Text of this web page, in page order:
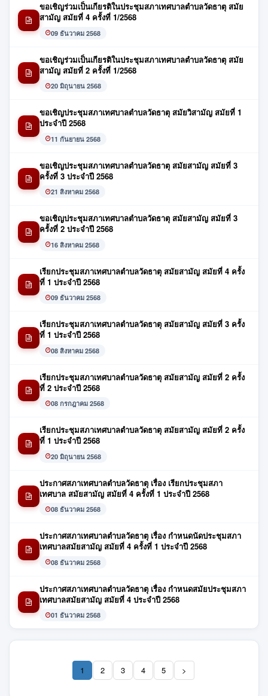
ขอเชิญร่วมเป็นเกียรติในประชุมสภาเทศบาลตำบลวัดธาตุ สมัย
สามัญ สมัยที่ 4 ครั้งที่ 1/2568
09 ธันวาคม 2568
ขอเชิญร่วมเป็นเกียรติในประชุมสภาเทศบาลตำบลวัดธาตุ สมัย
สามัญ สมัยที่ 2 ครั้งที่ 1/2568
20 มิถุนายน 2568
ขอเชิญประชุมสภาเทศบาลตำบลวัดธาตุ สมัยวิสามัญ สมัยที่ 1
ประจำปี 2568
11 กันยายน 2568
ขอเชิญประชุมสภาเทศบาลตำบลวัดธาตุ สมัยสามัญ สมัยที่ 3
ครั้งที่ 3 ประจำปี 2568
21 สิงหาคม 2568
ขอเชิญประชุมสภาเทศบาลตำบลวัดธาตุ สมัยสามัญ สมัยที่ 3
ครั้งที่ 2 ประจำปี 2568
16 สิงหาคม 2568
เรียกประชุมสภาเทศบาลตำบลวัดธาตุ สมัยสามัญ สมัยที่ 4 ครั้ง
ที่ 1 ประจำปี 2568
09 ธันวาคม 2568
เรียกประชุมสภาเทศบาลตำบลวัดธาตุ สมัยสามัญ สมัยที่ 3 ครั้ง
ที่ 1 ประจำปี 2568
08 สิงหาคม 2568
เรียกประชุมสภาเทศบาลตำบลวัดธาตุ สมัยสามัญ สมัยที่ 2 ครั้ง
ที่ 2 ประจำปี 2568
08 กรกฎาคม 2568
เรียกประชุมสภาเทศบาลตำบลวัดธาตุ สมัยสามัญ สมัยที่ 2 ครั้ง
ที่ 1 ประจำปี 2568
20 มิถุนายน 2568
ประกาศสภาเทศบาลตำบลวัดธาตุ เรื่อง เรียกประชุมสภา
เทศบาล สมัยสามัญ สมัยที่ 4 ครั้งที่ 1 ประจำปี 2568
08 ธันวาคม 2568
ประกาศสภาเทศบาลตำบลวัดธาตุ เรื่อง กำหนดนัดประชุมสภา
เทศบาลสมัยสามัญ สมัยที่ 4 ครั้งที่ 1 ประจำปี 2568
08 ธันวาคม 2568
ประกาศสภาเทศบาลตำบลวัดธาตุ เรื่อง กำหนดสมัยประชุมสภา
เทศบาลสมัยสามัญ สมัยที่ 4 ประจำปี 2568
01 ธันวาคม 2568
1 (current)
2 3 4 5 >